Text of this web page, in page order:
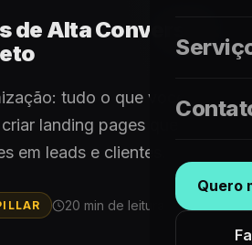
Quero
de Alta Conversão:
tudo o que você
landing pages que
em leads e clientes.
20 min de leitura